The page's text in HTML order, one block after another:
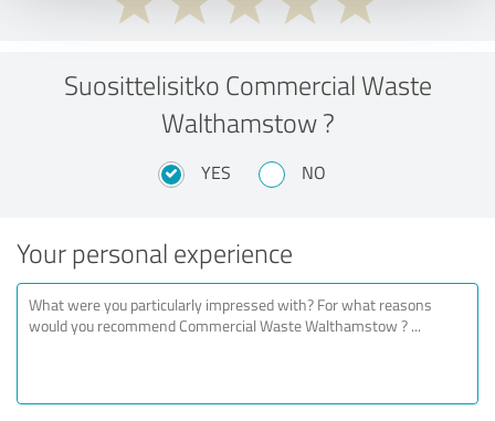
Suosittelisitko Commercial Waste
Walthamstow ?
YES NO
Your personal experience